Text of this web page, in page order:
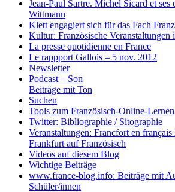
Jean-Paul Sartre. Michel Sicard et ses
Wittmann
Klett engagiert sich für das Fach
Kultur: Französische Veranstaltungen
La presse quotidienne en France
Le rappport Gallois – 5 nov. 2012
Newsletter
Podcast – Son
Beiträge mit Ton
Suchen
Tools zum Französisch-Online-Lernen
Twitter: Bibliographie / Sitographie
Veranstaltungen: Francfort en français
Frankfurt auf Französisch
Videos auf diesem Blog
Wichtige Beiträge
www.france-blog.info: Beiträge mit
Schüler/innen